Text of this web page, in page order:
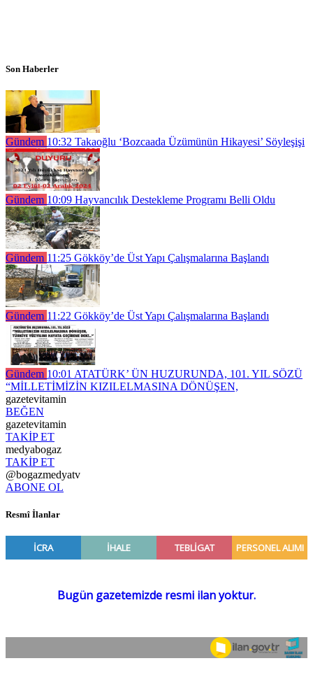
Son Haberler
Gündem 10:32 Takaoğlu ‘Bozcaada Üzümünün Hikayesi’ Söyleşişi
Gündem 10:09 Hayvancılık Destekleme Programı Belli Oldu
Gündem 11:25 Gökköy’de Üst Yapı Çalışmalarına Başlandı
Gündem 11:22 Gökköy’de Üst Yapı Çalışmalarına Başlandı
Gündem 10:01 ATATÜRK’ ÜN HUZURUNDA, 101. YIL SÖZÜ
“MİLLETİMİZİN KIZILELMASINA DÖNÜŞEN,
gazetevitamin
BEĞEN
gazetevitamin
TAKİP ET
medyabogaz
TAKİP ET
@bogazmedyatv
ABONE OL
Resmî İlanlar